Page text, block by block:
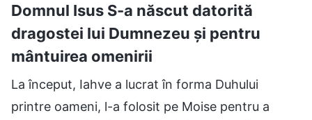
Domnul Isus S-a născut datorită
dragostei lui Dumnezeu și pentru
mântuirea omenirii
La început, Iahve a lucrat în forma Duhului
printre oameni, l-a folosit pe Moise pentru a